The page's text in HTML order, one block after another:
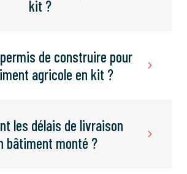
kit ?
de construire pour
agricole en kit ?
les délais de livraison
bâtiment monté ?